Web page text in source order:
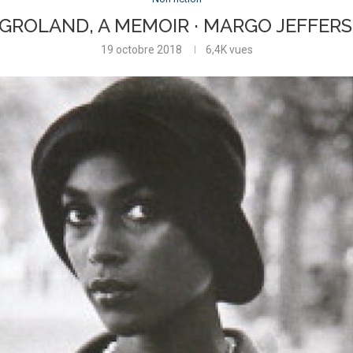
A MEMOIR · MARGO
19 octobre 2018 6,4Kvues